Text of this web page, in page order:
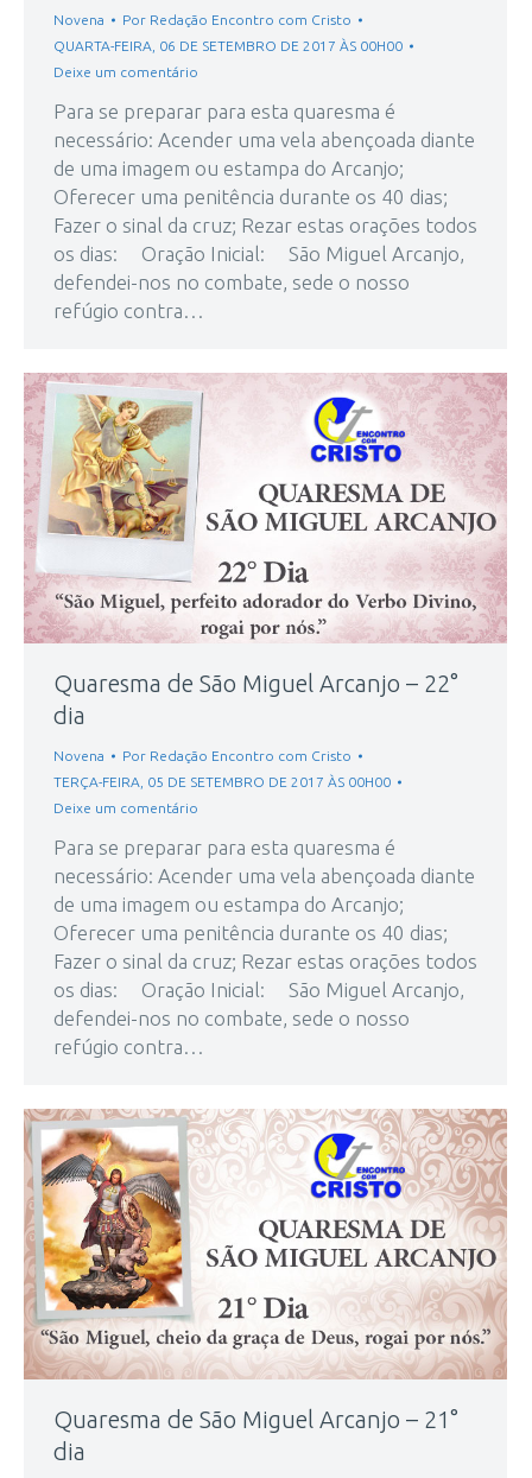
Novena Por Redação Encontro com Cristo
QUARTA-FEIRA, 06 DE SETEMBRO DE 2017 ÀS 00H00
Deixe um comentário
Para se preparar para esta quaresma é
necessário: Acender uma vela abençoada diante
de uma imagem ou estampa do Arcanjo;
Oferecer uma penitência durante os 40 dias;
Fazer o sinal da cruz; Rezar estas orações todos
os dias: Oração Inicial: São Miguel Arcanjo,
defendei-nos no combate, sede o nosso
refúgio contra…
Quaresma de São Miguel Arcanjo – 22°
dia
Novena Por Redação Encontro com Cristo
TERÇA-FEIRA, 05 DE SETEMBRO DE 2017 ÀS 00H00
Deixe um comentário
Para se preparar para esta quaresma é
necessário: Acender uma vela abençoada diante
de uma imagem ou estampa do Arcanjo;
Oferecer uma penitência durante os 40 dias;
Fazer o sinal da cruz; Rezar estas orações todos
os dias: Oração Inicial: São Miguel Arcanjo,
defendei-nos no combate, sede o nosso
refúgio contra…
Quaresma de São Miguel Arcanjo – 21°
dia